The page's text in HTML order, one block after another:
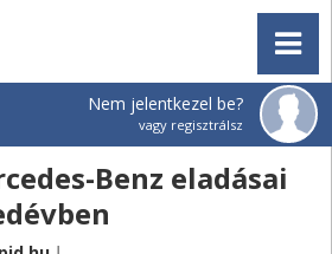
Nem jelentkezel be?
vagy regisztrálsz
Benz eladásai